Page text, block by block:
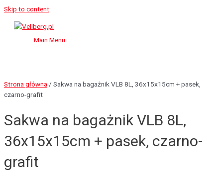
Skip to content
Main Menu
Strona główna / Sakwa na bagażnik VLB 8L, 36x15x15cm + pasek,
czarno-grafit
Sakwa na bagażnik VLB 8L,
36x15x15cm + pasek, czarno-
grafit